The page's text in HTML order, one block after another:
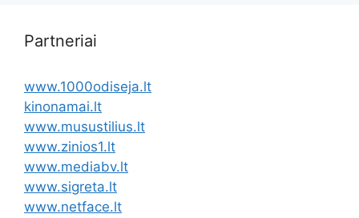
Partneriai
www.1000odiseja.lt
kinonamai.lt
www.musustilius.lt
www.zinios1.lt
www.mediabv.lt
www.sigreta.lt
www.netface.lt